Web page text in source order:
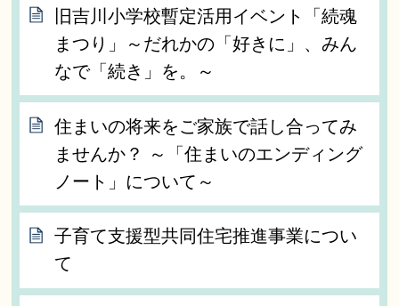
旧吉川小学校暫定活用イベント「続魂
まつり」～だれかの「好きに」、みん
なで「続き」を。～
住まいの将来をご家族で話し合ってみ
ませんか？ ～「住まいのエンディング
ノート」について～
子育て支援型共同住宅推進事業につい
て